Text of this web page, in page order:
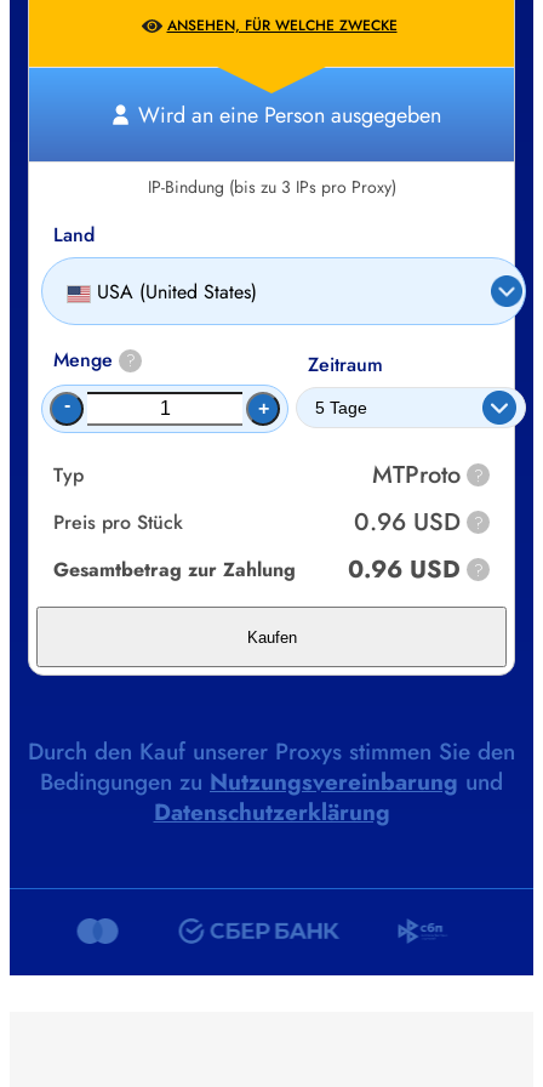
ANSEHEN, FÜR WELCHE ZWECKE
Wird an eine Person ausgegeben
IP-Bindung (bis zu 3 IPs pro Proxy)
Land
USA (United States)
Menge ?
- +
Zeitraum
Typ MTProto ?
Preis pro Stück 0.96 USD ?
Gesamtbetrag zur Zahlung 0.96 USD ?
Kaufen
Durch den Kauf unserer Proxys stimmen Sie den
Bedingungen zu Nutzungsvereinbarung und
Datenschutzerklärung